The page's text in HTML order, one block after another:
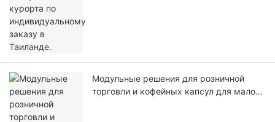
Модульные решения для розничной
торговли и кофейных капсул для малого